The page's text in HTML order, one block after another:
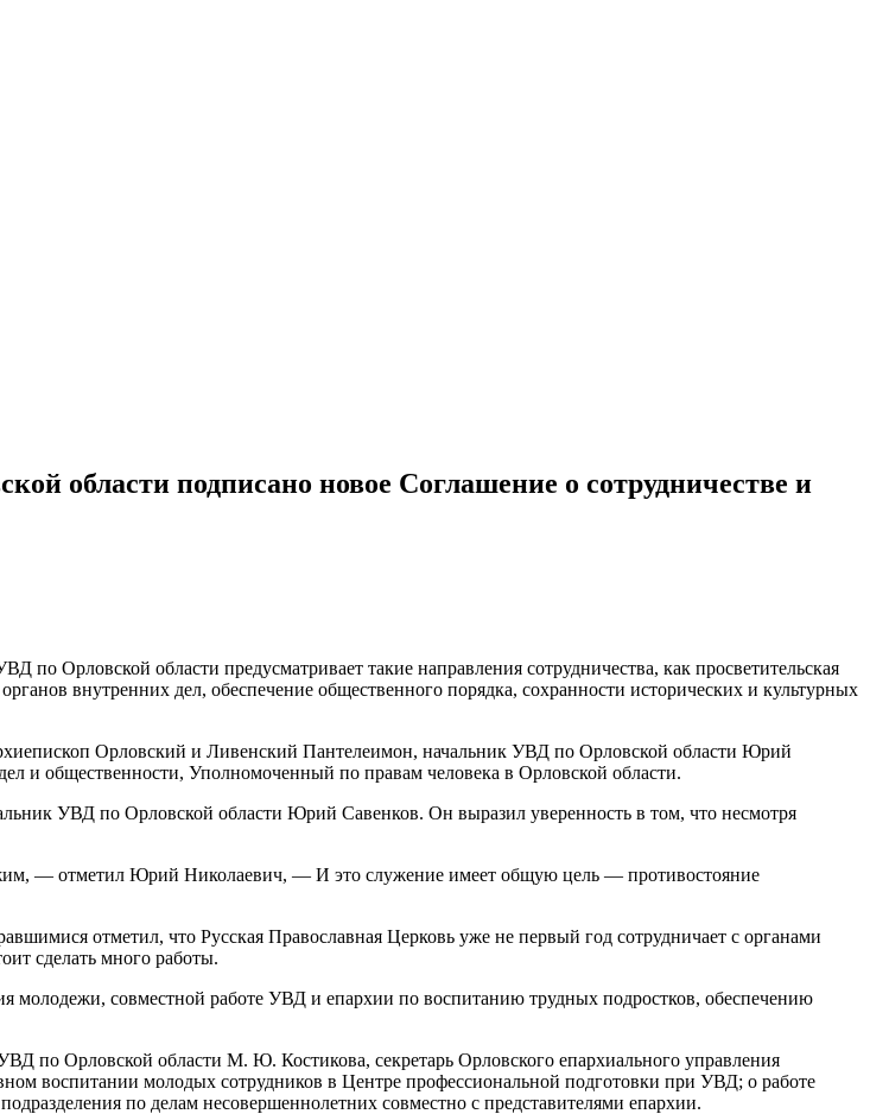
области подписано новое Соглашение о сотрудничестве и
Орловской области предусматривает такие направления сотрудничества, как просветительская
внутренних дел, обеспечение общественного порядка, сохранности исторических и культурных
Орловский и Ливенский Пантелеимон, начальник УВД по Орловской области Юрий
и общественности, Уполномоченный по правам человека в Орловской области.
УВД по Орловской области Юрий Савенков. Он выразил уверенность в том, что несмотря
— отметил Юрий Николаевич, — И это служение имеет общую цель — противостояние
отметил, что Русская Православная Церковь уже не первый год сотрудничает с органами
сделать много работы.
молодежи, совместной работе УВД и епархии по воспитанию трудных подростков, обеспечению
по Орловской области М. Ю. Костикова, секретарь Орловского епархиального управления
воспитании молодых сотрудников в Центре профессиональной подготовки при УВД; о работе
по делам несовершеннолетних совместно с представителями епархии.